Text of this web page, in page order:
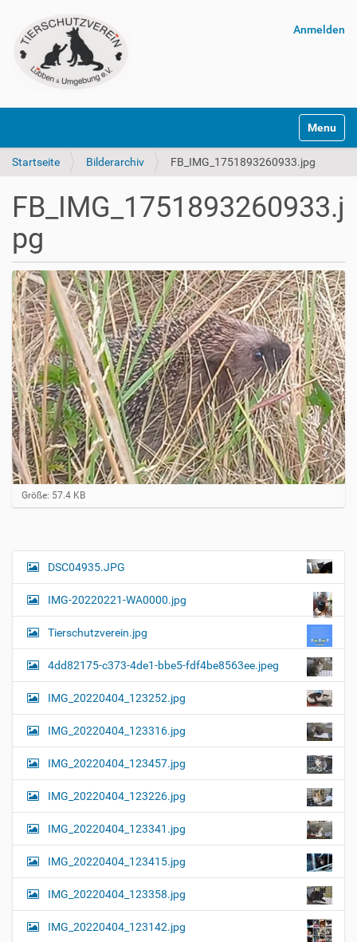
Anmelden
Startseite Bilderarchiv FB_IMG_1751893260933.jpg
FB_IMG_1751893260933.j
pg
Z
e
i
l
e
…
Größe: 57.4 KB
N
v
i
g
a
t
i
o
n
DSC04935.JPG
IMG-20220221-WA0000.jpg
Tierschutzverein.jpg
4dd82175-c373-4de1-bbe5-fdf4be8563ee.jpeg
IMG_20220404_123252.jpg
IMG_20220404_123316.jpg
IMG_20220404_123457.jpg
IMG_20220404_123226.jpg
IMG_20220404_123341.jpg
IMG_20220404_123415.jpg
IMG_20220404_123358.jpg
IMG_20220404_123142.jpg